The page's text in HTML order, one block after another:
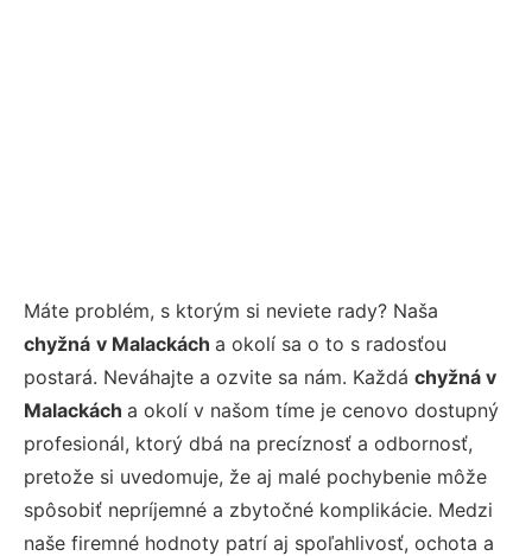
Máte problém, s ktorým si neviete rady? Naša
chyžná v Malackách a okolí sa o to s radosťou
postará. Neváhajte a ozvite sa nám. Každá chyžná v
Malackách a okolí v našom tíme je cenovo dostupný
profesionál, ktorý dbá na precíznosť a odbornosť,
pretože si uvedomuje, že aj malé pochybenie môže
spôsobiť nepríjemné a zbytočné komplikácie. Medzi
naše firemné hodnoty patrí aj spoľahlivosť, ochota a